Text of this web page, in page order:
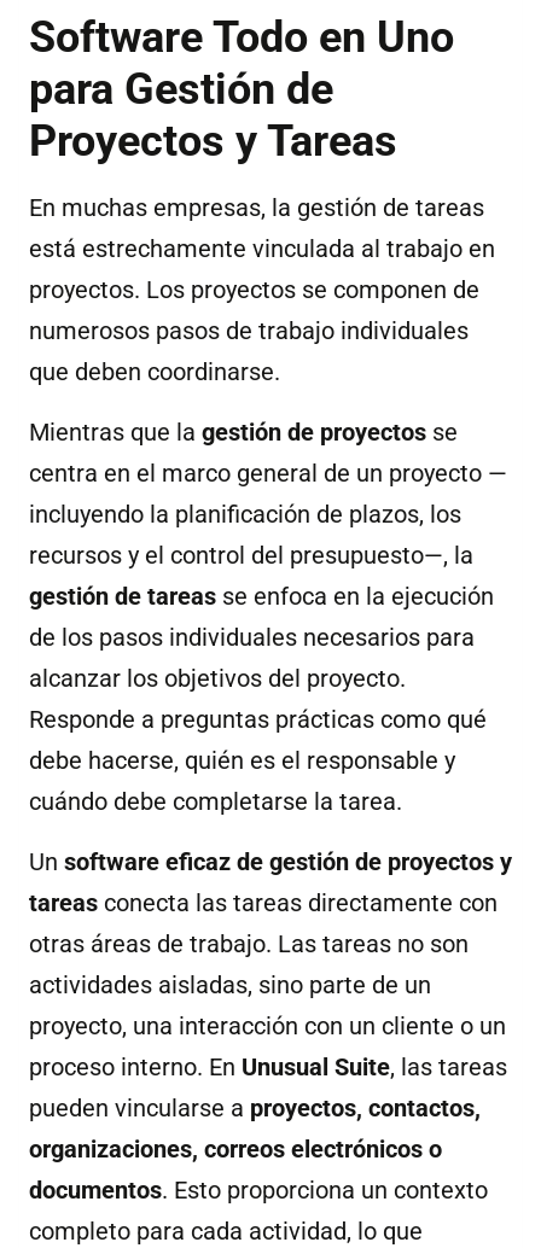
Software Todo en Uno
para Gestión de
Proyectos y Tareas
En muchas empresas, la gestión de tareas
está estrechamente vinculada al trabajo en
proyectos. Los proyectos se componen de
numerosos pasos de trabajo individuales
que deben coordinarse.
Mientras que la gestión de proyectos se
centra en el marco general de un proyecto —
incluyendo la planificación de plazos, los
recursos y el control del presupuesto—, la
gestión de tareas se enfoca en la ejecución
de los pasos individuales necesarios para
alcanzar los objetivos del proyecto.
Responde a preguntas prácticas como qué
debe hacerse, quién es el responsable y
cuándo debe completarse la tarea.
Un software eficaz de gestión de proyectos y
tareas conecta las tareas directamente con
otras áreas de trabajo. Las tareas no son
actividades aisladas, sino parte de un
proyecto, una interacción con un cliente o un
proceso interno. En Unusual Suite, las tareas
pueden vincularse a proyectos, contactos,
organizaciones, correos electrónicos o
documentos. Esto proporciona un contexto
completo para cada actividad, lo que